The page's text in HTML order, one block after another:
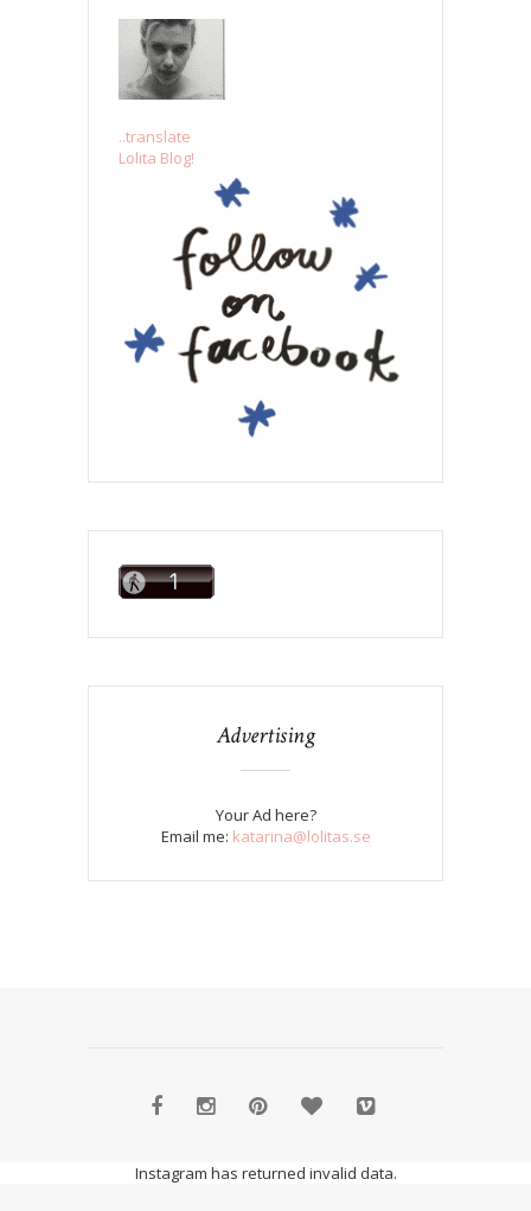
..translate
Lolita Blog!
Advertising
Your Ad here?
Email me: katarina@lolitas.se
Instagram has returned invalid data.